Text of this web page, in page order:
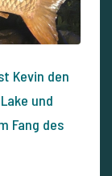
Kevin den
und
Fang des